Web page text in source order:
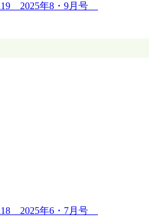
2025年8・9月号
2025年6・7月号